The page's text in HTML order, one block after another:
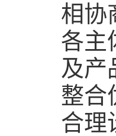
相协
各主
及产
整合
合理